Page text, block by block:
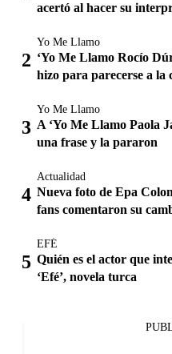
acertó al hacer su
Yo Me Llamo
‘Yo Me Llamo Rocío
hizo para parecerse a la
Yo Me Llamo
A ‘Yo Me Llamo Paola
una frase y la pararon
Actualidad
Nueva foto de Epa
fans comentaron su
EFÉ
Quién es el actor que
‘Efé’, novela turca